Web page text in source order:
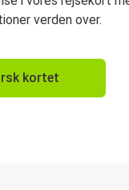
verden over.
kortet